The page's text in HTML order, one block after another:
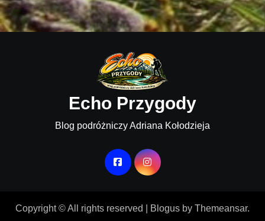
Echo Przygody
Blog podróżniczy Adriana Kołodzieja
Copyright © All rights reserved Blogus by Themeansar.